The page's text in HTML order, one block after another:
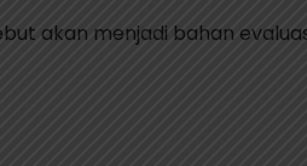
akan menjadi bahan